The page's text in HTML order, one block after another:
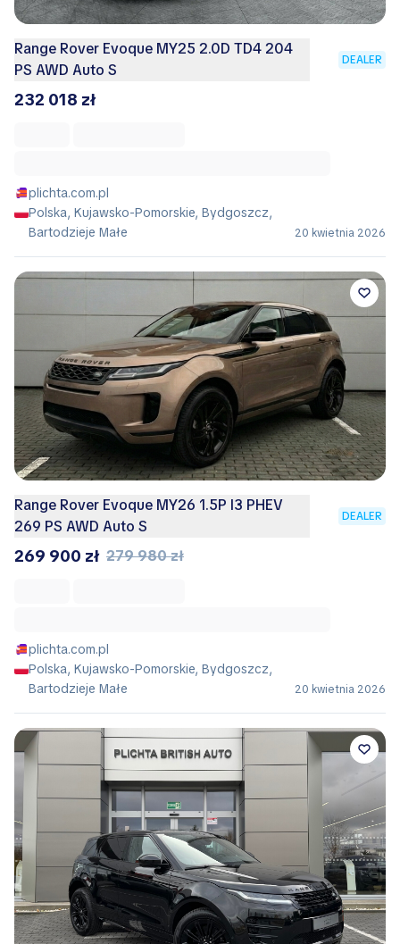
Range Rover Evoque MY25 2.0D TD4 204
PS AWD Auto S
DEALER
232 018 zł
plichta.com.pl
Polska, Kujawsko-Pomorskie, Bydgoszcz,
Bartodzieje Małe
20 kwietnia 2026
Range Rover Evoque MY26 1.5P I3 PHEV
269 PS AWD Auto S
DEALER
269 900 zł 279 980 zł
plichta.com.pl
Polska, Kujawsko-Pomorskie, Bydgoszcz,
Bartodzieje Małe
20 kwietnia 2026